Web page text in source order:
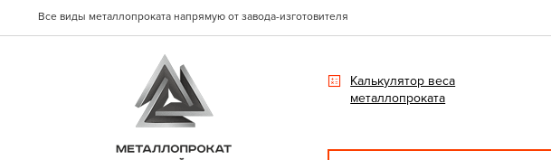
Все виды металлопроката напрямую от завода-изготовителя
Калькулятор веса
металлопроката